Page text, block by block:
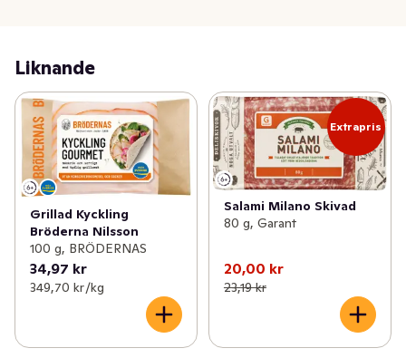
Liknande
Grillad Kyckling
Bröderna Nilsson
100 g, BRÖDERNAS
34,97 kr
349,70 kr /kg
Extrapris
Salami Milano Skivad
80 g, Garant
20,00 kr
23,19 kr